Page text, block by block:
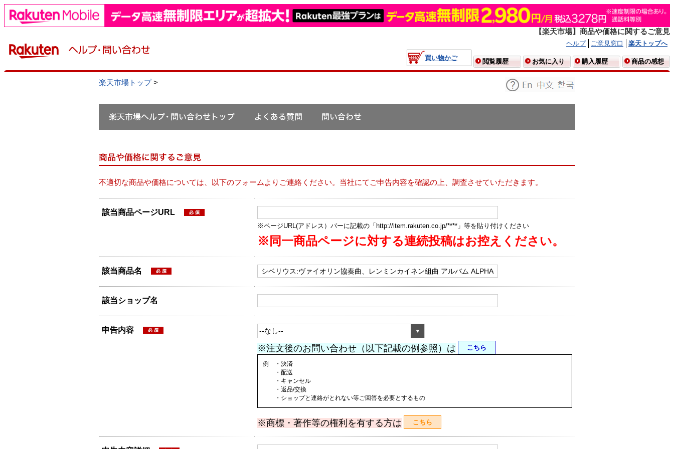
【楽天市場】商品や価格に関するご意見
ヘルプ ご意見窓口
楽天トップへ
買い物かご
閲覧履歴 お気に入り 購入履歴 商品の感想
楽天市場トップ>
不適切な商品や価格については、以下のフォームよりご連絡ください。当社にてご申告内容を確認の上、調査させていただきます。
該当商品ページURL
※ページURL(アドレス）バーに記載の「http://item.rakuten.co.jp/****」等を貼り付けください
※同一商品ページに対する連続投稿はお控えください。
該当商品名
該当ショップ名
申告内容
※注文後のお問い合わせ（以下記載の例参照）は こちら
例 ・決済
・配送
・キャンセル
・返品/交換
・ショップと連絡がとれない等ご回答を必要とするもの
※商標・著作等の権利を有する方は こちら